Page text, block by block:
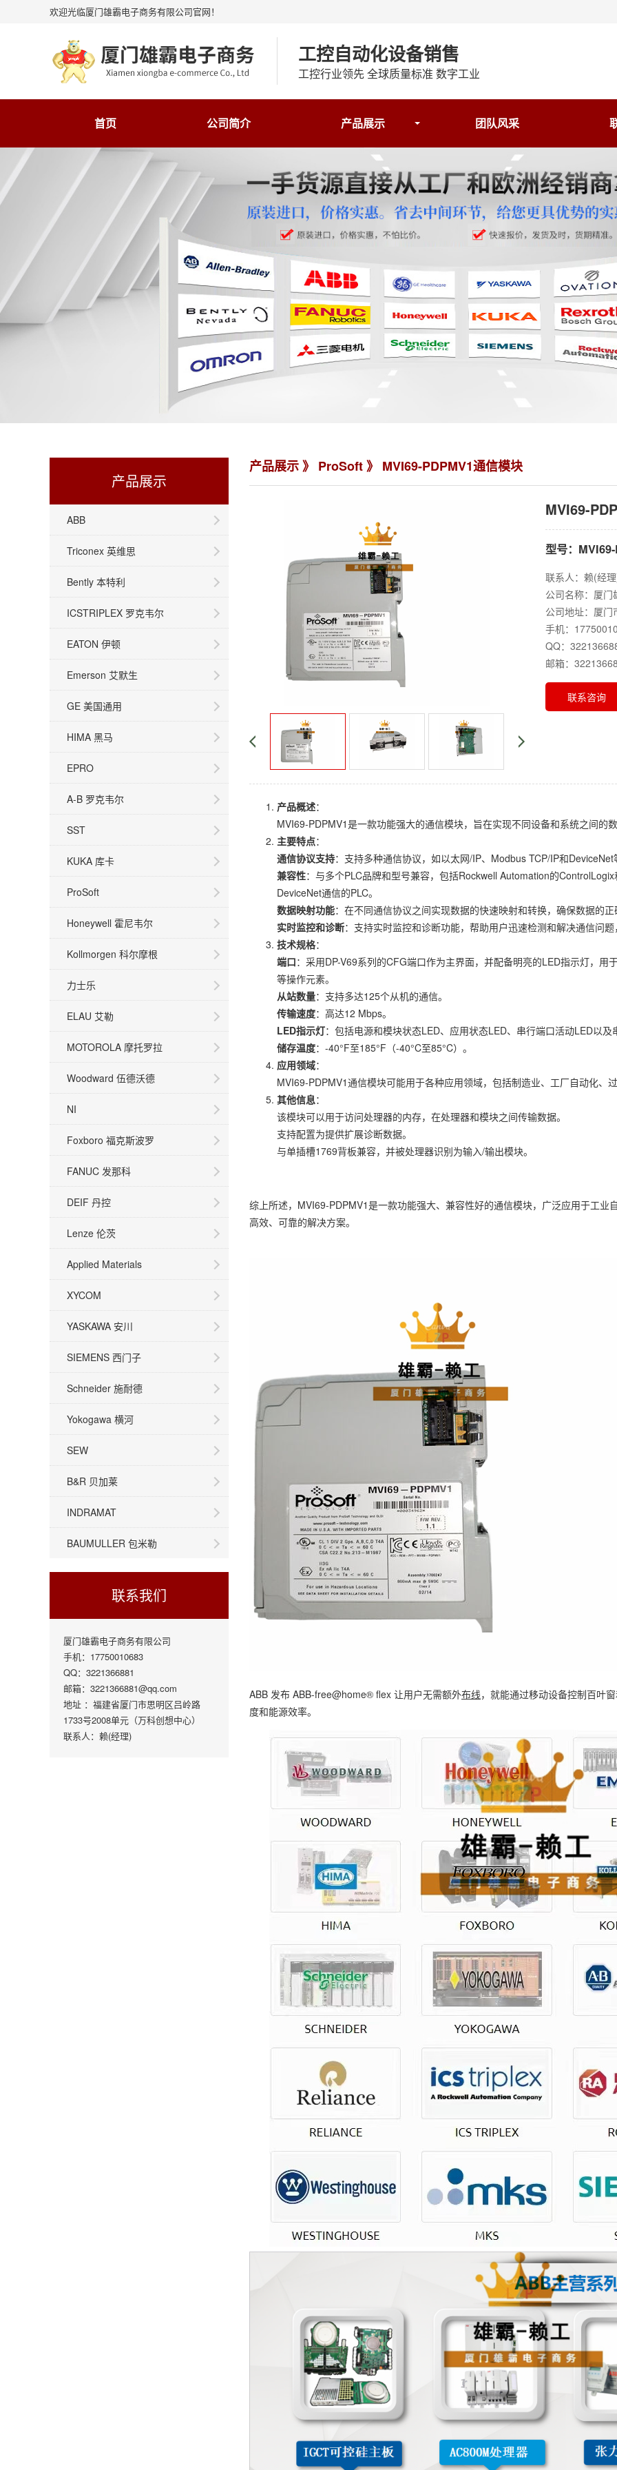
欢迎光临厦门雄霸电子商务有限公司官网！
工控自动化设备销售
工控行业领先 全球质量标准 数字工业
首页 公司简介 产品展示 团队风采
产品展示
ABB
Triconex 英维思
Bently 本特利
ICSTRIPLEX 罗克韦尔
EATON 伊顿
Emerson 艾默生
GE 美国通用
HIMA 黑马
EPRO
A-B 罗克韦尔
SST
KUKA 库卡
ProSoft
Honeywell 霍尼韦尔
Kollmorgen 科尔摩根
力士乐
ELAU 艾勒
MOTOROLA 摩托罗拉
Woodward 伍德沃德
NI
Foxboro 福克斯波罗
FANUC 发那科
DEIF 丹控
Lenze 伦茨
Applied Materials
XYCOM
YASKAWA 安川
SIEMENS 西门子
Schneider 施耐德
Yokogawa 横河
SEW
B&R 贝加莱
INDRAMAT
BAUMULLER 包米勒
联系我们
厦门雄霸电子商务有限公司
手机：17750010683
QQ：3221366881
邮箱：3221366881@qq.com
地址 ：福建省厦门市思明区吕岭路
1733号2008单元（万科创想中心）
联系人：赖(经理)
产品展示 》 ProSoft》 MVI69-PDPMV1通信模块
MVI69-
型号：
联系人：赖(经
公司名称：厦门
公司地址：厦
手机：
QQ：
邮箱：
联系咨询
产品概述：
MVI69-PDPMV1是一款功能强大的通信模块，旨在实现不同设备和系统之间的数
主要特点：
通信协议支持：支持多种通信协议，如以太网/IP、Modbus TCP/IP和DeviceNet
兼容性：与多个PLC品牌和型号兼容，包括Rockwell Automation的
DeviceNet通信的PLC。
数据映射功能：在不同通信协议之间实现数据的快速映射和转换，确保数据的正
实时监控和诊断：支持实时监控和诊断功能，帮助用户迅速检测和解决通信问题
技术规格：
端口：采用DP-V69系列的CFG端口作为主界面，并配备明亮的LED指示灯，
等操作元素。
从站数量：支持多达125个从机的通信。
传输速度：高达12 Mbps。
LED指示灯：包括电源和模块状态LED、应用状态LED、串行端口活动LED以及
储存温度：-40°F至185°F（-40°C至85°C）。
应用领域：
MVI69-PDPMV1通信模块可能用于各种应用领域，包括制造业、工厂自动化、
其他信息：
该模块可以用于访问处理器的内存，在处理器和模块之间传输数据。
支持配置为提供扩展诊断数据。
与单插槽1769背板兼容，并被处理器识别为输入/输出模块。
综上所述，MVI69-PDPMV1是一款功能强大、兼容性好的通信模块，广泛应用于工
高效、可靠的解决方案。
ABB 发布 ABB-free@home® flex 让用户无需额外布线，就能通过移动设备控制百叶
度和能源效率。